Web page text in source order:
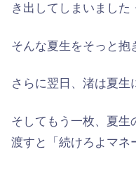
き出してしまいました
そんな夏生をそっと抱
さらに翌日、渚は夏生
そしてもう一枚、夏生
渡すと「続けろよマネ